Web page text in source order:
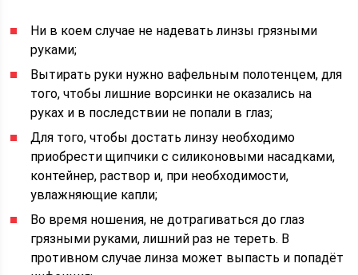
Ни в коем случае не надевать линзы грязными
руками;
Вытирать руки нужно вафельным полотенцем, для
того, чтобы лишние ворсинки не оказались на
руках и в последствии не попали в глаз;
Для того, чтобы достать линзу необходимо
приобрести щипчики с силиконовыми насадками,
контейнер, раствор и, при необходимости,
увлажняющие капли;
Во время ношения, не дотрагиваться до глаз
грязными руками, лишний раз не тереть. В
противном случае линза может выпасть и попадёт